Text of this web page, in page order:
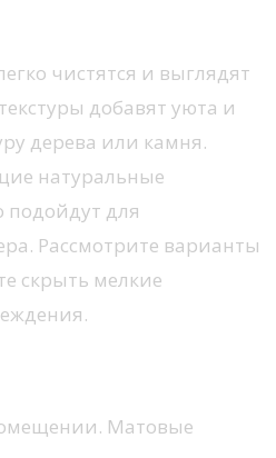
чистятся и выглядят
добавят уюта и
дерева или камня.
натуральные
подойдут для
Рассмотрите варианты
скрыть мелкие
Матовые